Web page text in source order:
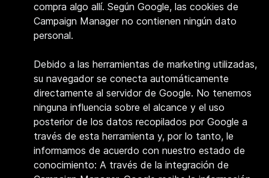
compra algo allí. Según Google, las cookies de
Campaign Manager no contienen ningún dato
personal.
Debido a las herramientas de marketing utilizadas,
su navegador se conecta automáticamente
directamente al servidor de Google. No tenemos
ninguna influencia sobre el alcance y el uso
posterior de los datos recopilados por Google a
través de esta herramienta y, por lo tanto, le
informamos de acuerdo con nuestro estado de
conocimiento: A través de la integración de